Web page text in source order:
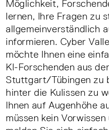
Möglichkeit,
lernen, Ihre Fragen zu
allgemeinverständlich
informieren. Cyber
möchte Ihnen eine
KI-Forschenden aus
Stuttgart/Tübingen zu
hinter die Kulissen zu
Ihnen auf Augenhöhe
müssen kein